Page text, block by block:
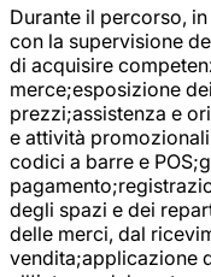
Durante il percorso,
con la supervisione
di acquisire
merce;esposizione
prezzi;assistenza e
e attività
codici a barre e
degli spazi e dei
delle merci, dal
vendita;applicazione